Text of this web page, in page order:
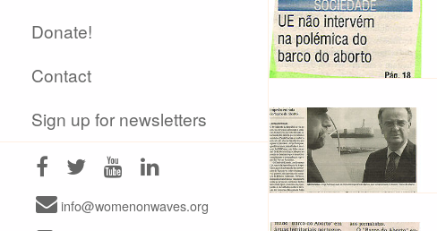
Donate!
Contact
Sign up for newsletters
info@womenonwaves.org